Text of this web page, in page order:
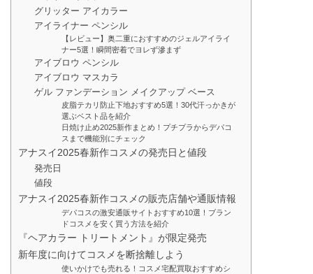
グリッター アイカラー
アイライナー ペンシル
【レビュー】奥二重におすすめのジェルアイライ
ナー5選！瞬間密着でヨレず滲まず
アイブロウ ペンシル
アイブロウ マスカラ
ゲル ファンデーション メイクアップ ベース
皮脂テカリ防止下地おすすめ5選！30代汗っかきが
選ぶベスト品を紹介
日焼け止め2025新作まとめ！プチプラからデパコ
スまで機能別にチェック
アナスイ2025春新作コスメの発売日と値段
発売日
値段
アナスイ2025春新作コスメの販売店舗や通販情報
デパコスの激安通販サイトおすすめ10選！ブラン
ドコスメを安く買う方法を紹介
『ヘアカラー トリートメント』が限定発売
新年度に向けてコスメを断捨離しよう
使いかけでも売れる！コスメ宅配買取おすすめシ